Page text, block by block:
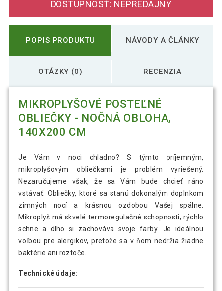
DOSTUPNOSŤ: NEPREDAJNÝ
POPIS PRODUKTU NÁVODY A ČLÁNKY
OTÁZKY (0) RECENZIA
MIKROPLYŠOVÉ POSTEĽNÉ
OBLIEČKY - NOČNÁ OBLOHA,
140X200 CM
Je Vám v noci chladno? S týmto príjemným,
mikroplyšovým obliečkami je problém vyriešený.
Nezaručujeme však, že sa Vám bude chcieť ráno
vstávať. Obliečky, ktoré sa stanú dokonalým doplnkom
zimných nocí a krásnou ozdobou Vašej spálne.
Mikroplyš má skvelé termoregulačné schopnosti, rýchlo
schne a dlho si zachováva svoje farby. Je ideálnou
voľbou pre alergikov, pretože sa v ňom nedržia žiadne
baktérie ani roztoče.
Technické údaje: